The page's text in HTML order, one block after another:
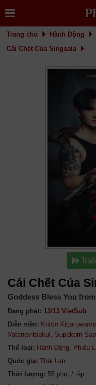
Trang chủ Hành Động
Cái Chết Của Singsala
Cái Chết Của
Goddess Bless You
Đang phát: 13/13 VietSub
Diễn viên: Krittin
Vatanavitsakul , Supakorn
Thể loại: Hành Động, Phiêu
Quốc gia: Thái Lan
Thời lượng: 55 phút / tập